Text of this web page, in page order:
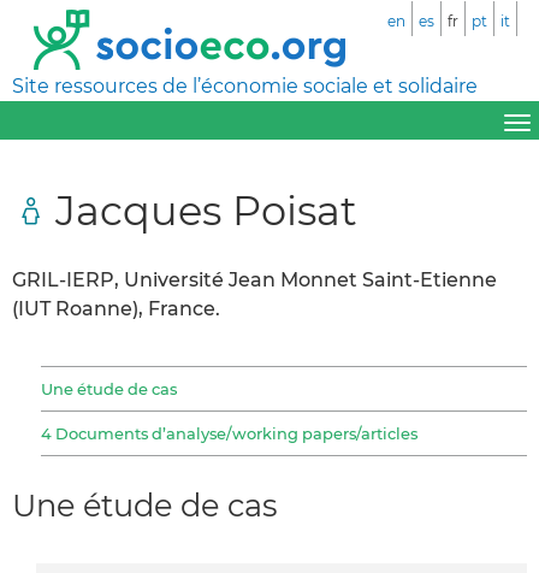
Site ressources de l’économie sociale et solidaire
en es fr pt it
Jacques Poisat
GRIL-IERP, Université Jean Monnet Saint-Etienne
(IUT Roanne), France.
Une étude de cas
4 Documents d’analyse/working papers/articles
Une étude de cas